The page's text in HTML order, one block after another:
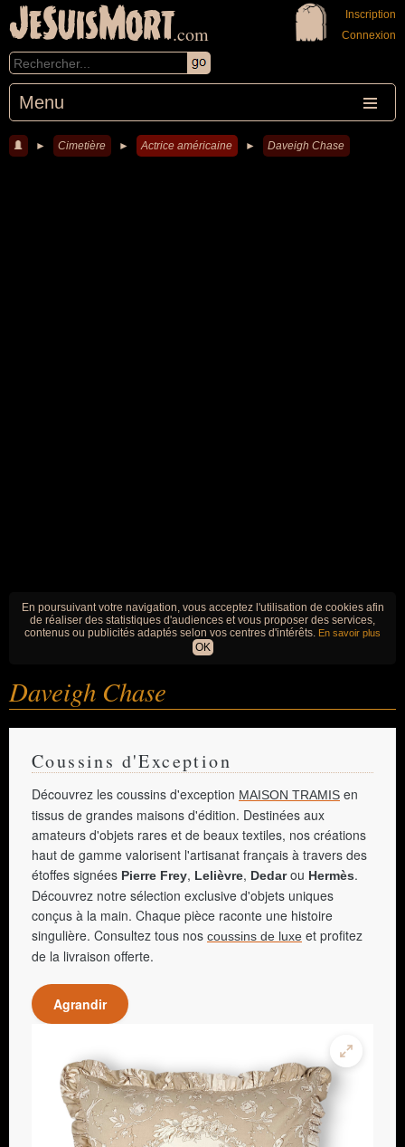
JeSuisMort.com
Menu
Inscription
Connexion
► Cimetière ► Actrice américaine ► Daveigh Chase
En poursuivant votre navigation, vous acceptez l'utilisation de cookies afin
de réaliser des statistiques d'audiences et vous proposer des services,
contenus ou publicités adaptés selon vos centres d'intérêts. En savoir plus
OK
Daveigh Chase
Coussins d'Exception
Découvrez les coussins d'exception MAISON TRAMIS en
tissus de grandes maisons d'édition. Destinées aux
amateurs d'objets rares et de beaux textiles, nos créations
haut de gamme valorisent l'artisanat français à travers des
étoffes signées Pierre Frey, Lelièvre, Dedarou Hermès.
Découvrez notre sélection exclusive d'objets uniques
conçus à la main. Chaque pièce raconte une histoire
singulière. Consultez tous nos coussins de luxe et profitez
de la livraison offerte.
Agrandir